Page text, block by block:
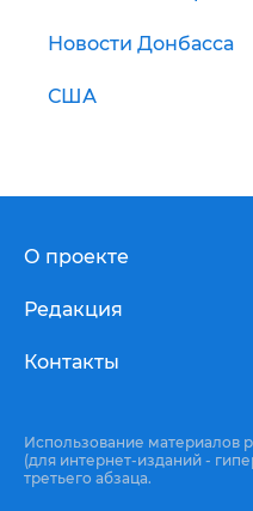
Новости Донбасса
США
О проекте
Редакция
Контакты
Использование материалов
(для интернет-изданий -
третьего абзаца.